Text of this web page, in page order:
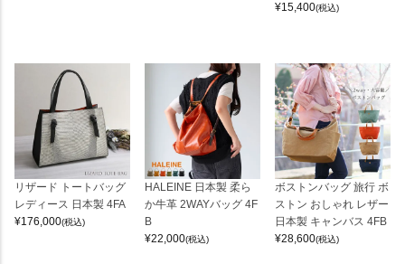
¥15,400(税込)
リザード トートバッグ
レディース 日本製 4FA
¥176,000(税込)
HALEINE 日本製 柔ら
か牛革 2WAYバッグ 4F
B
¥22,000(税込)
ボストンバッグ 旅行 ボ
ストン おしゃれ レザー
日本製 キャンバス 4FB
¥28,600(税込)